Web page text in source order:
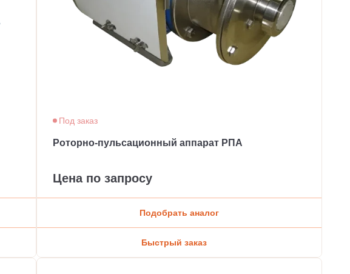
Под заказ
Роторно-пульсационный аппарат РПА
Цена по запросу
Подобрать аналог
Быстрый заказ